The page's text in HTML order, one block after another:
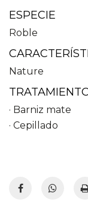
ESPECIE
Roble
Nature
· Barniz mate
· Cepillado